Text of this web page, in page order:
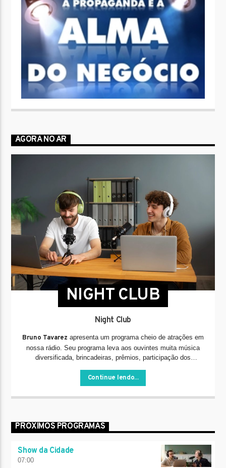
AGORA NO AR
NIGHT CLUB
Night Club
Bruno Tavarez apresenta um programa cheio de atrações em
nossa rádio. Seu programa leva aos ouvintes muita música
diversificada, brincadeiras, prêmios, participação dos
Continue lendo...
PRÓXIMOS PROGRAMAS
Show da Cidade
07:00